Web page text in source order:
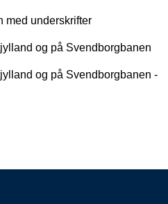
med underskrifter
og på Svendborgbanen
og på Svendborgbanen -